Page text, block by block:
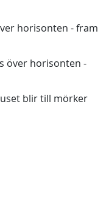
horisonten - fram
över horisonten -
blir till mörker